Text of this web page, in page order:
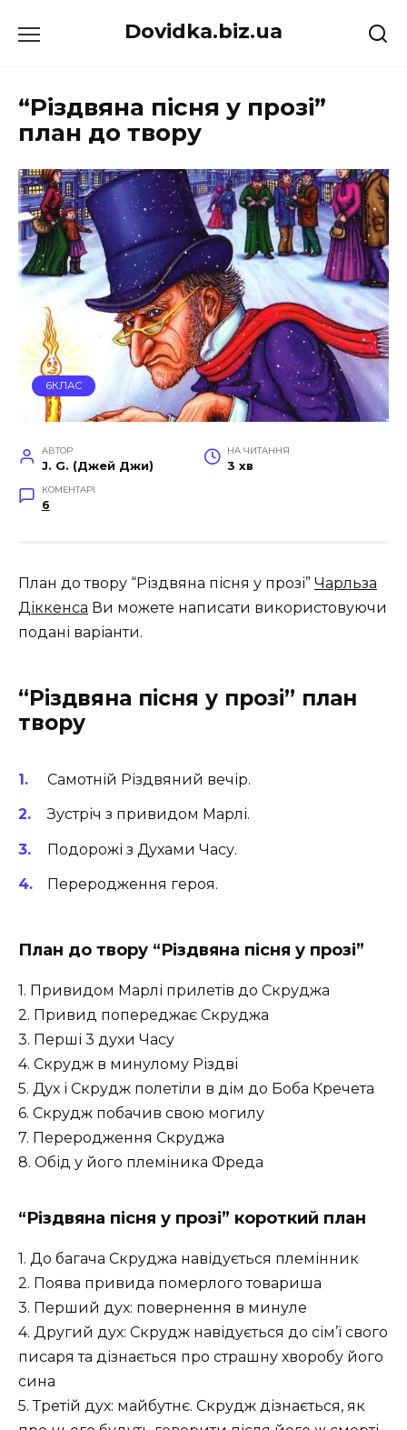
до
Dovidka.biz.ua
“Різдвяна пісня у прозі”
план до твору
6КЛАС
АВТОР
J. G. (Джей Джи)
НА ЧИТАННЯ
3 хв
КОМЕНТАРІ
6
План до твору “Різдвяна пісня у прозі” Чарльза
Діккенса Ви можете написати використовуючи
подані варіанти.
“Різдвяна пісня у прозі” план
твору
Самотній Різдвяний вечір.
Зустріч з привидом Марлі.
Подорожі з Духами Часу.
Переродження героя.
План до твору “Різдвяна пісня у прозі”
1. Привидом Марлі прилетів до Скруджа
2. Привид попереджає Скруджа
3. Перші 3 духи Часу
4. Скрудж в минулому Різдві
5. Дух і Скрудж полетіли в дім до Боба Кречета
6. Скрудж побачив свою могилу
7. Переродження Скруджа
8. Обід у його племіника Фреда
“Різдвяна пісня у прозі” короткий план
1. До багача Скруджа навідується племінник
2. Поява привида померлого товариша
3. Перший дух: повернення в минуле
4. Другий дух: Скрудж навідується до сім’ї свого
писаря та дізнається про страшну хворобу його
сина
5. Третій дух: майбутнє. Скрудж дізнається, як